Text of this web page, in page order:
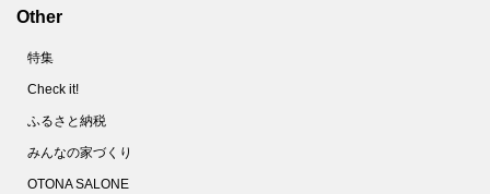
Other
特集
Check it!
ふるさと納税
みんなの家づくり
OTONA SALONE